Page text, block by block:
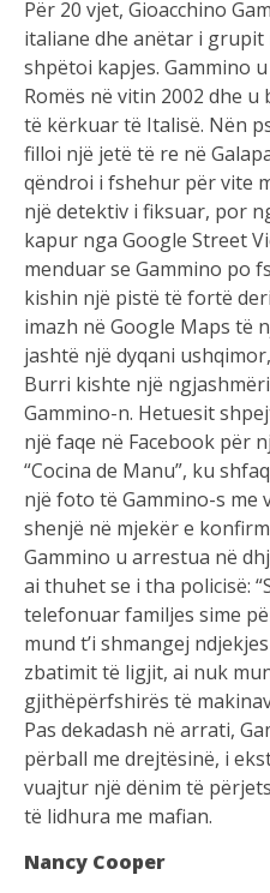
Për 20 vjet, Gioacchino
italiane dhe anëtar i grupit
shpëtoi kapjes. Gammino
Romës në vitin 2002 dhe
të kërkuar të Italisë. Nën
filloi një jetë të re në
qëndroi i fshehur për vite
një detektiv i fiksuar, por
kapur nga Google Street
menduar se Gammino po
kishin një pistë të fortë
imazh në Google Maps të
jashtë një dyqani
Burri kishte një
Gammino-n. Hetuesit
një faqe në Facebook për
“Cocina de Manu”, ku
një foto të Gammino-s me
shenjë në mjekër e
Gammino u arrestua në
ai thuhet se i tha policisë:
telefonuar familjes sime
mund t’i shmangej
zbatimit të ligjit, ai nuk
gjithëpërfshirës të
Pas dekadash në arrati,
përball me drejtësinë, i
vuajtur një dënim të
të lidhura me mafian.
Nancy Cooper